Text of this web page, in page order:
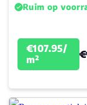
Ruim op
€107.95/
m²